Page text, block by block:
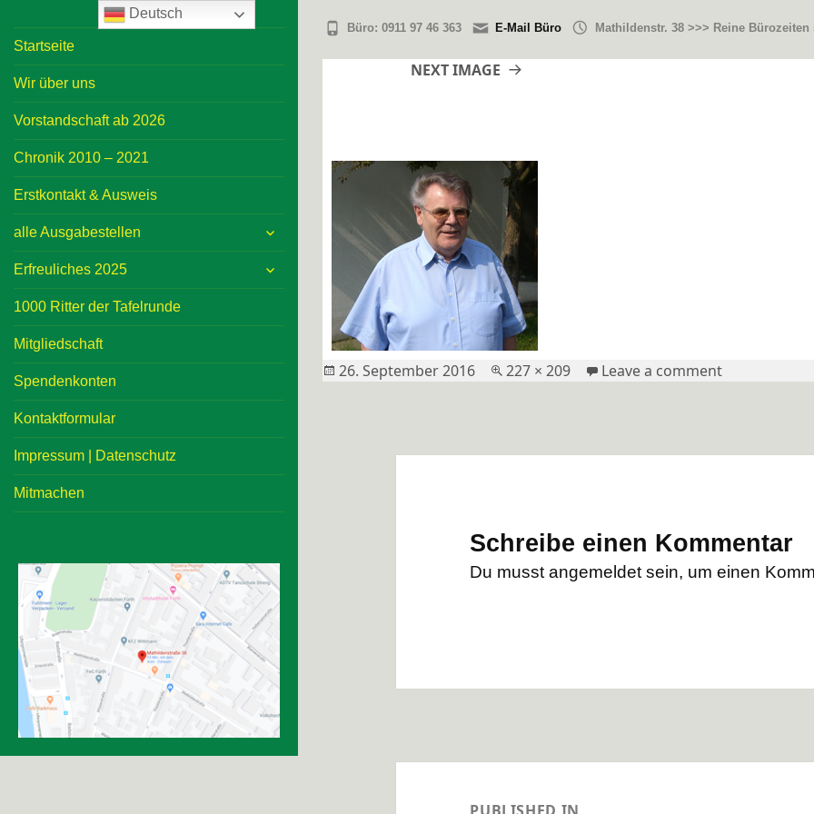
Startseite
Wir über uns
Vorstandschaft ab 2026
Chronik 2010 – 2021
Erstkontakt & Ausweis
alle Ausgabestellen
expand
child
menu
Erfreuliches 2025
expand
child
1000 Ritter der Tafelrunde
Mitgliedschaft
Spendenkonten
Kontaktformular
Impressum | Datenschutz
Mitmachen
Büro: 0911 97 46 363 E-Mail Büro Mathildenstr. 38 >>> Reine
NEXT IMAGE
Posted
26. September 2016
Full
227 × 209 Leave a commenton di
Schreibe einen Kommentar
Du musstangemeldet sein, um einen
Deutsch